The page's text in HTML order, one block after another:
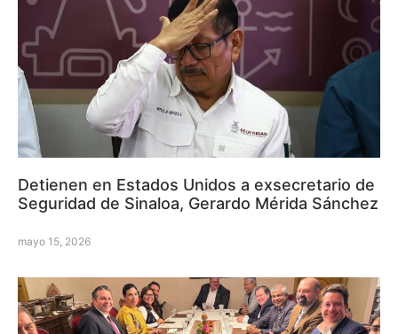
Detienen en Estados Unidos a exsecretario de
Seguridad de Sinaloa, Gerardo Mérida Sánchez
mayo 15, 2026